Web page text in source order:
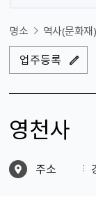
명소 역사(문화재)
업주등록
영천사
주소